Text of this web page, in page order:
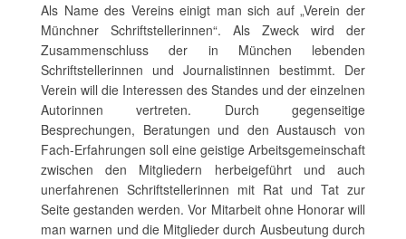
Als Name des Vereins einigt man sich auf „Verein der
Münchner Schriftstellerinnen“. Als Zweck wird der
Zusammenschluss der in München lebenden
Schriftstellerinnen und Journalistinnen bestimmt. Der
Verein will die Interessen des Standes und der einzelnen
Autorinnen vertreten. Durch gegenseitige
Besprechungen, Beratungen und den Austausch von
Fach-Erfahrungen soll eine geistige Arbeitsgemeinschaft
zwischen den Mitgliedern herbeigeführt und auch
unerfahrenen Schriftstellerinnen mit Rat und Tat zur
Seite gestanden werden. Vor Mitarbeit ohne Honorar will
man warnen und die Mitglieder durch Ausbeutung durch